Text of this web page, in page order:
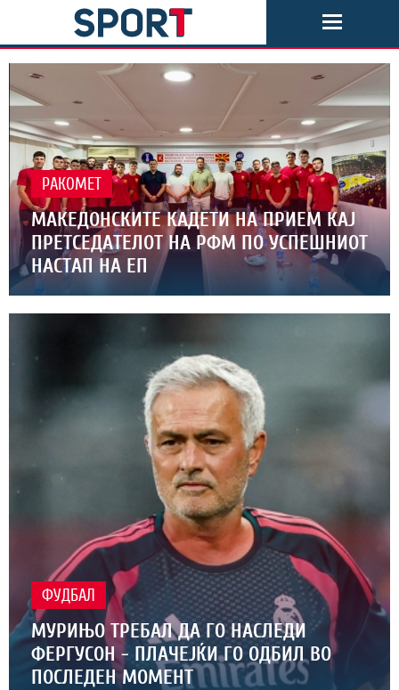
РАКОМЕТ
МАКЕДОНСКИТЕ КАДЕТИ НА ПРИЕМ КАЈ
ПРЕТСЕДАТЕЛОТ НА РФМ ПО УСПЕШНИОТ
НАСТАП НА ЕП
ФУДБАЛ
МУРИЊО ТРЕБАЛ ДА ГО НАСЛЕДИ
ФЕРГУСОН - ПЛАЧЕЈЌИ ГО ОДБИЛ ВО
ПОСЛЕДЕН МОМЕНТ